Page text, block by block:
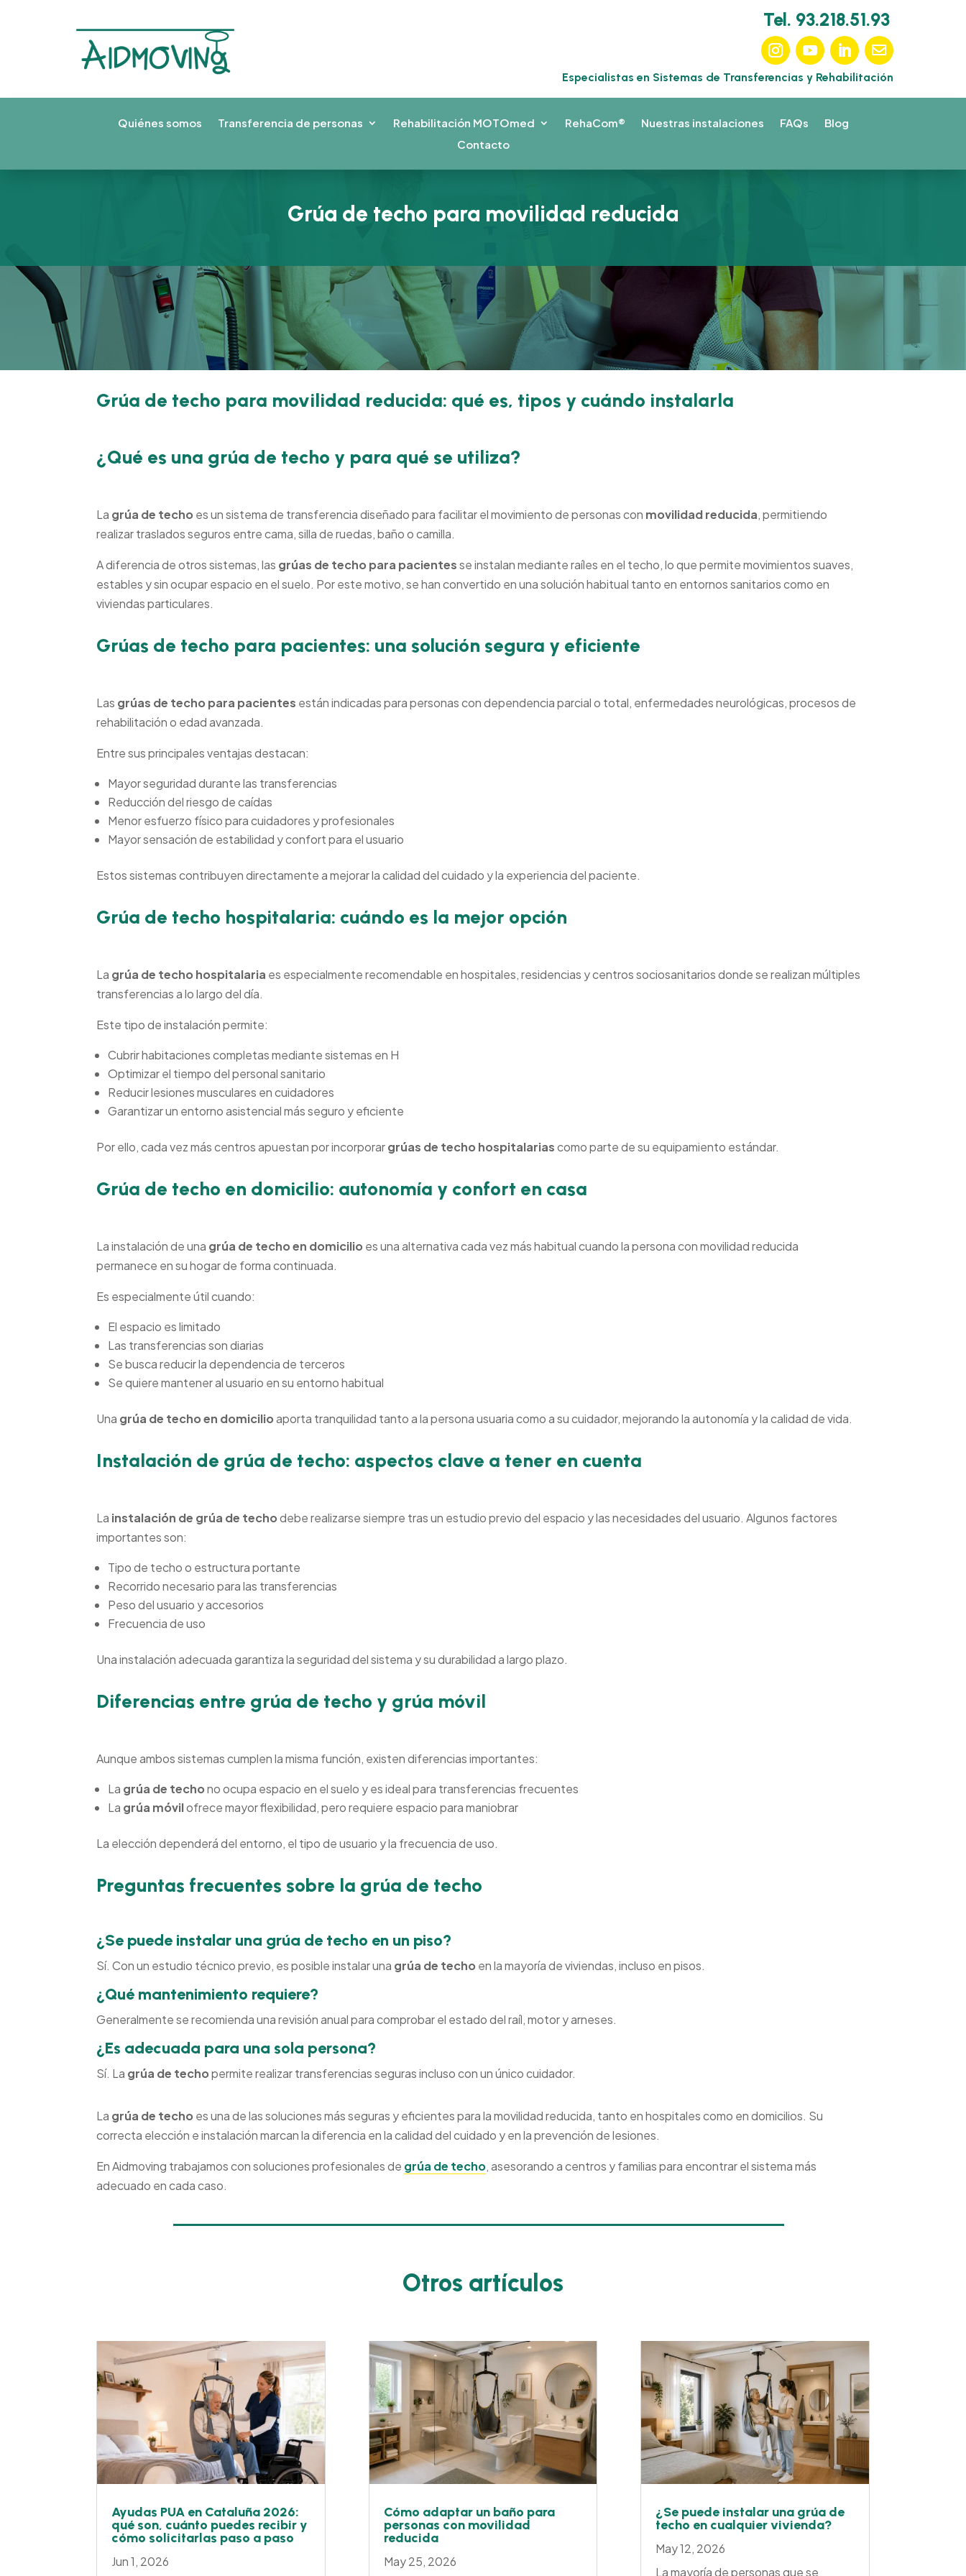
Tel. 93.218.51.93
Especialistas en Sistemas de Transferencias y Rehabilitación
Quiénes somos Transferencia de personas Rehabilitación MOTOmed RehaCom® Nuestras instalaciones FAQs
Blog
Contacto
Grúa de techo para movilidad reducida
Avanzamos contigo hacia una vida más
Grúa de techo para movilidad reducida: qué es, tipos y cuándo instalarla
¿Qué es una grúa de techo y para qué se utiliza?
La grúa de techo es un sistema de transferencia diseñado para facilitar el movimiento de personas con movilidad reducida, permitiendo
realizar traslados seguros entre cama, silla de ruedas, baño o camilla.
A diferencia de otros sistemas, las grúas de techo para pacientesse instalan mediante raíles en el techo, lo que permite movimientos suaves,
estables y sin ocupar espacio en el suelo. Por este motivo, se han convertido en una solución habitual tanto en entornos sanitarios como en
viviendas particulares.
Grúas de techo para pacientes: una solución segura y eficiente
Las grúas de techo para pacientes están indicadas para personas con dependencia parcial o total, enfermedades neurológicas, procesos de
rehabilitación o edad avanzada.
Entre sus principales ventajas destacan:
Mayor seguridad durante las transferencias
Reducción del riesgo de caídas
Menor esfuerzo físico para cuidadores y profesionales
Mayor sensación de estabilidad y confort para el usuario
Estos sistemas contribuyen directamente a mejorar la calidad del cuidado y la experiencia del paciente.
Grúa de techo hospitalaria: cuándo es la mejor opción
La grúa de techo hospitalaria es especialmente recomendable en hospitales, residencias y centros sociosanitarios donde se realizan múltiples
transferencias a lo largo del día.
Este tipo de instalación permite:
Cubrir habitaciones completas mediante sistemas en H
Optimizar el tiempo del personal sanitario
Reducir lesiones musculares en cuidadores
Garantizar un entorno asistencial más seguro y eficiente
Por ello, cada vez más centros apuestan por incorporargrúas de techo hospitalariascomo parte de su equipamiento estándar.
Grúa de techo en domicilio: autonomía y confort en casa
La instalación de una grúa de techo en domicilio es una alternativa cada vez más habitual cuando la persona con movilidad reducida
permanece en su hogar de forma continuada.
Es especialmente útil cuando:
El espacio es limitado
Las transferencias son diarias
Se busca reducir la dependencia de terceros
Se quiere mantener al usuario en su entorno habitual
Una grúa de techo en domicilioaporta tranquilidad tanto a la persona usuaria como a su cuidador, mejorando la autonomía y la calidad de vida.
Instalación de grúa de techo: aspectos clave a tener en cuenta
La instalación de grúa de techodebe realizarse siempre tras un estudio previo del espacio y las necesidades del usuario. Algunos factores
importantes son:
Tipo de techo o estructura portante
Recorrido necesario para las transferencias
Peso del usuario y accesorios
Frecuencia de uso
Una instalación adecuada garantiza la seguridad del sistema y su durabilidad a largo plazo.
Diferencias entre grúa de techo y grúa móvil
Aunque ambos sistemas cumplen la misma función, existen diferencias importantes:
La grúa de techono ocupa espacio en el suelo y es ideal para transferencias frecuentes
La grúa móvilofrece mayor flexibilidad, pero requiere espacio para maniobrar
La elección dependerá del entorno, el tipo de usuario y la frecuencia de uso.
Preguntas frecuentes sobre la grúa de techo
¿Se puede instalar una grúa de techo en un piso?
Sí. Con un estudio técnico previo, es posible instalar una grúa de techo en la mayoría de viviendas, incluso en pisos.
¿Qué mantenimiento requiere?
Generalmente se recomienda una revisión anual para comprobar el estado del raíl, motor y arneses.
¿Es adecuada para una sola persona?
Sí. La grúa de techopermite realizar transferencias seguras incluso con un único cuidador.
La grúa de techo es una de las soluciones más seguras y eficientes para la movilidad reducida, tanto en hospitales como en domicilios. Su
correcta elección e instalación marcan la diferencia en la calidad del cuidado y en la prevención de lesiones.
En Aidmoving trabajamos con soluciones profesionales de grúa de techo, asesorando a centros y familias para encontrar el sistema más
adecuado en cada caso.
Otros artículos
Ayudas PUA en Cataluña 2026:
qué son, cuánto puedes recibir y
cómo solicitarlas paso a paso
Jun 1, 2026
Cómo adaptar un baño para
personas con movilidad
reducida
May 25, 2026
¿Se puede instalar una grúa de
techo en cualquier vivienda?
May 12, 2026
La mayoría de personas que se